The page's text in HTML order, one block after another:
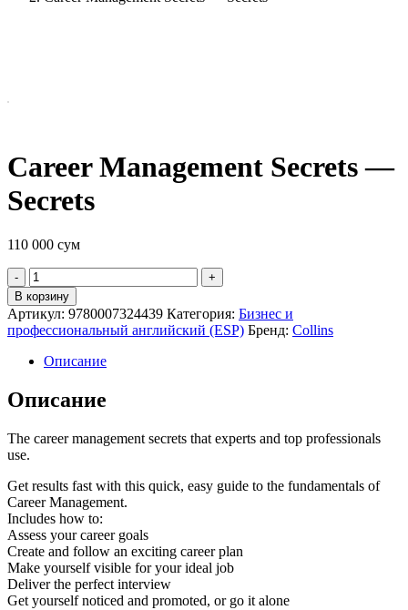
Career Management Secrets —
Secrets
110 000 сум
Quantity
В корзину
Артикул: 9780007324439 Категория: Бизнес и
профессиональный английский (ESP) Бренд: Collins
Описание
Описание
The career management secrets that experts and top professionals
use.
Get results fast with this quick, easy guide to the fundamentals of
Career Management.
Includes how to:
Assess your career goals
Create and follow an exciting career plan
Make yourself visible for your ideal job
Deliver the perfect interview
Get yourself noticed and promoted, or go it alone